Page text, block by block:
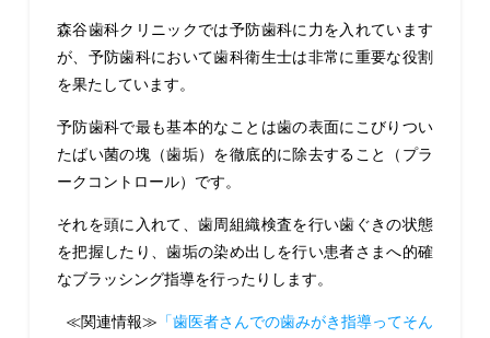
森谷歯科クリニックでは予防歯科に力を入れています
が、予防歯科において歯科衛生士は非常に重要な役割
を果たしています。
予防歯科で最も基本的なことは歯の表面にこびりつい
たばい菌の塊（歯垢）を徹底的に除去すること（プラ
ークコントロール）です。
それを頭に入れて、歯周組織検査を行い歯ぐきの状態
を把握したり、歯垢の染め出しを行い患者さまへ的確
なブラッシング指導を行ったりします。
≪関連情報≫ 「歯医者さんでの歯みがき指導ってそん